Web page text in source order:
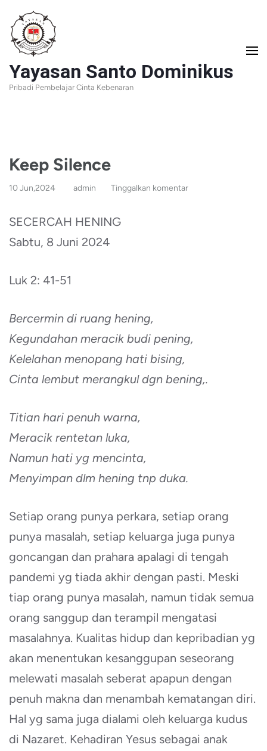
Lompat
ke
konten
(Tekan
Enter)
Yayasan Santo Dominikus
Pribadi Pembelajar Cinta Kebenaran
Keep Silence
10 Jun,2024 admin Tinggalkan komentar
SECERCAH HENING
Sabtu, 8 Juni 2024
Luk 2: 41-51
Bercermin di ruang hening,
Kegundahan meracik budi pening,
Kelelahan menopang hati bising,
Cinta lembut merangkul dgn bening,.
Titian hari penuh warna,
Meracik rentetan luka,
Namun hati yg mencinta,
Menyimpan dlm hening tnp duka.
Setiap orang punya perkara, setiap orang
punya masalah, setiap keluarga juga punya
goncangan dan prahara apalagi di tengah
pandemi yg tiada akhir dengan pasti. Meski
tiap orang punya masalah, namun tidak semua
orang sanggup dan terampil mengatasi
masalahnya. Kualitas hidup dan kepribadian yg
akan menentukan kesanggupan seseorang
melewati masalah seberat apapun dengan
penuh makna dan menambah kematangan diri.
Hal yg sama juga dialami oleh keluarga kudus
di Nazaret. Kehadiran Yesus sebagai anak